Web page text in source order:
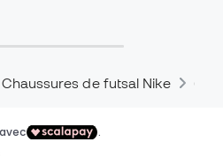
Chaussures de futsal Nike